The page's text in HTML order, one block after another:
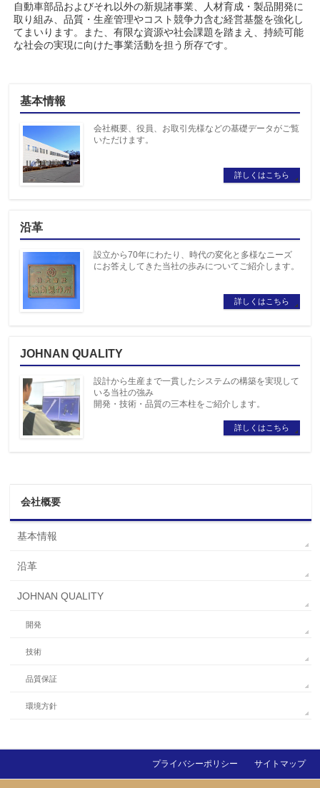
自動車部品およびそれ以外の新規諸事業、人材育成・製品開発に
取り組み、品質・生産管理やコスト競争力含む経営基盤を強化し
てまいります。また、有限な資源や社会課題を踏まえ、持続可能
な社会の実現に向けた事業活動を担う所存です。
基本情報
会社概要、役員、お取引先様などの基礎データがご覧
いただけます。
詳しくはこちら
沿革
設立から70年にわたり、時代の変化と多様なニーズ
にお答えしてきた当社の歩みについてご紹介します。
詳しくはこちら
JOHNAN QUALITY
設計から生産まで一貫したシステムの構築を実現して
いる当社の強み
開発・技術・品質の三本柱をご紹介します。
詳しくはこちら
会社概要
基本情報
沿革
JOHNAN QUALITY
開発
技術
品質保証
環境方針
プライバシーポリシー サイトマップ